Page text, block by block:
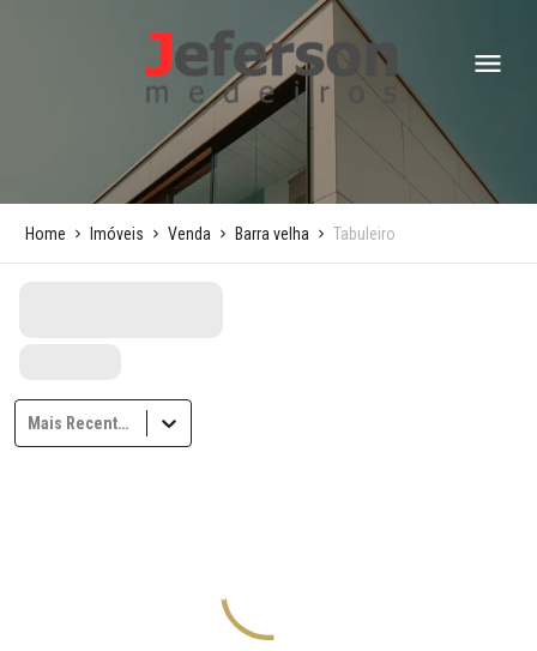
Home Imóveis Venda Barra velha Tabuleiro
Mais Recentes